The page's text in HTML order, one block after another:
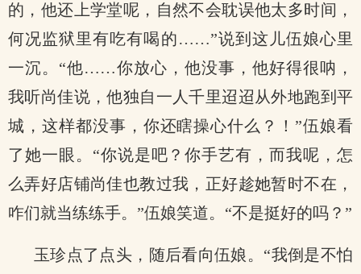
的，他还上学堂呢，自然不会耽误他太多时间，
何况监狱里有吃有喝的……”说到这儿伍娘心里
一沉。“他……你放心，他没事，他好得很呐，
我听尚佳说，他独自一人千里迢迢从外地跑到平
城，这样都没事，你还瞎操心什么？！”伍娘看
了她一眼。“你说是吧？你手艺有，而我呢，怎
么弄好店铺尚佳也教过我，正好趁她暂时不在，
咋们就当练练手。”伍娘笑道。“不是挺好的吗？”
玉珍点了点头，随后看向伍娘。“我倒是不怕